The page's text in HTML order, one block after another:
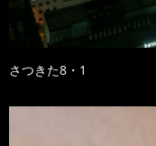
さつきた8・1